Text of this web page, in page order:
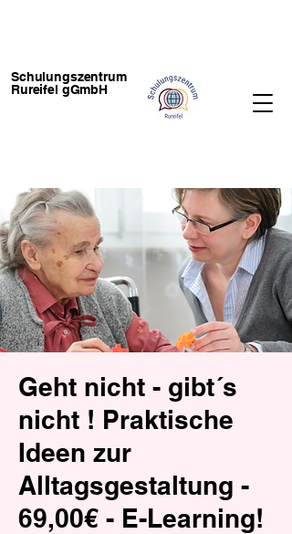
Schulungszentrum
Rureifel gGmbH
Geht nicht - gibt´s
nicht ! Praktische
Ideen zur
Alltagsgestaltung -
69,00€ - E-Learning!